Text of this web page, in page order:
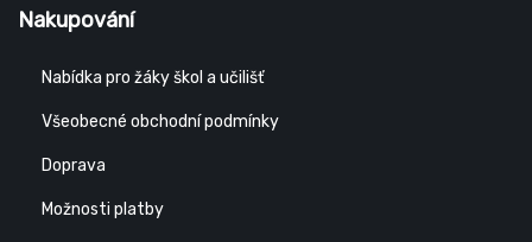
Nakupování
Nabídka pro žáky škol a učilišť
Všeobecné obchodní podmínky
Doprava
Možnosti platby